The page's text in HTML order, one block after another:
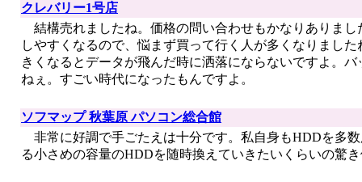
クレバリー1号店
結構売れましたね。価格の問い合わせもかなりありま
しやすくなるので、悩まず買って行く人が多くなりまし
きくなるとデータが飛んだ時に洒落にならないですよ。
ねぇ。すごい時代になったもんですよ。
ソフマップ 秋葉原 パソコン総合館
非常に好調で手ごたえは十分です。私自身もHDDを多
る小さめの容量のHDDを随時換えていきたいくらいの驚